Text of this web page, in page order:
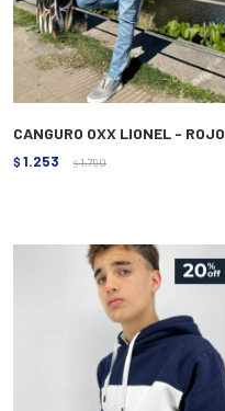
CANGURO OXX LIONEL - ROJO
$ 1.253 $ 1.790